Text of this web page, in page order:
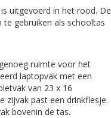
uitgevoerd in het rood. De
gebruiken als schooltas
ruimte voor het
laptopvak met een
van 23 x 16
zijvak past een drinkflesje.
bovenin de tas.